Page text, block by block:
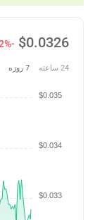
$0.0326
-1.2%
24 ساعته 7 روزه
$0.033
$0.034
$0.035